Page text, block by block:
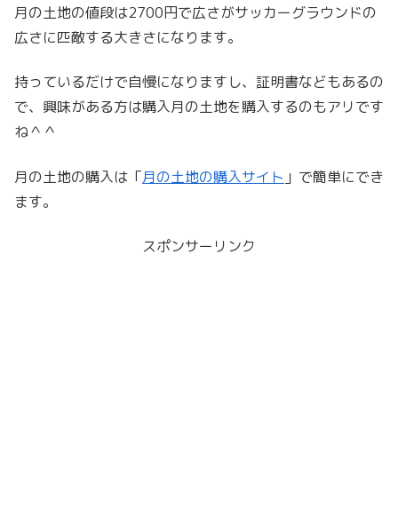
月の土地の値段は2700円で広さがサッカーグラウンドの
広さに匹敵する大きさになります。
持っているだけで自慢になりますし、証明書などもあるの
で、興味がある方は購入月の土地を購入するのもアリです
ね＾＾
月の土地の購入は「月の土地の購入サイト 」で簡単にでき
ます。
スポンサーリンク